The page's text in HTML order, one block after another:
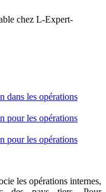
chez L-Expert-
dans les opérations
pour les opérations
pour les opérations
les opérations internes,